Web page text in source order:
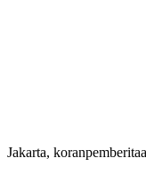
Jakarta,